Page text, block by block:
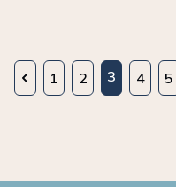
Previous
1 2 3 4 5